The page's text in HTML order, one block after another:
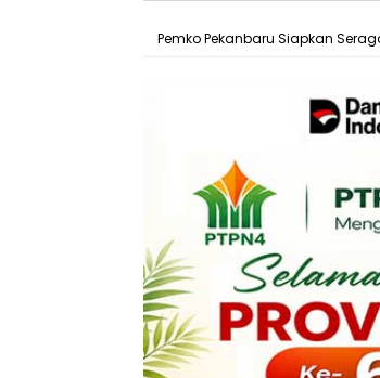
Pemko Pekanbaru Siapkan
Pemko Pekanbaru Siapkan
450 Pedagang Dideadline
Pemko Pekanbaru Siapkan
450 Pedagang Dideadline